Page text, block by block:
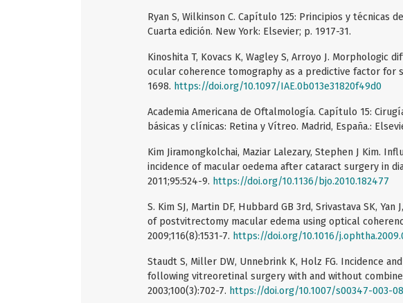
Ryan S, Wilkinson C. Capítulo 125: Principios y técnicas
Cuarta edición. New York: Elsevier; p. 1917-31.
Kinoshita T, Kovacs K, Wagley S, Arroyo J. Morphologic
ocular coherence tomography as a predictive factor for
1698. https://doi.org/10.1097/IAE.0b013e31820f49d0
Academia Americana de Oftalmología. Capítulo 15:
básicas y clínicas: Retina y Vítreo. Madrid, España.:
Kim Jiramongkolchai, Maziar Lalezary, Stephen J Kim.
incidence of macular oedema after cataract surgery in
2011;95:524-9. https://doi.org/10.1136/bjo.2010.182477
S. Kim SJ, Martin DF, Hubbard GB 3rd, Srivastava SK,
of postvitrectomy macular edema using optical
2009;116(8):1531-7. https://doi.org/10.1016/
Staudt S, Miller DW, Unnebrink K, Holz FG. Incidence
following vitreoretinal surgery with and without
2003;100(3):702-7. https://doi.org/10.1007/s00347-003-